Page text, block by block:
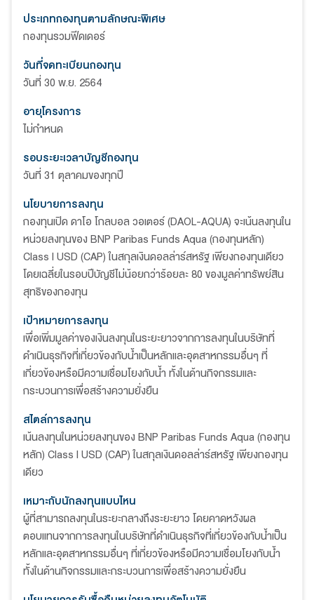
ประเภทกองทุนตามลักษณะพิเศษ
กองทุนรวมฟีดเดอร์
วันที่จดทะเบียนกองทุน
วันที่ 30 พ.ย. 2564
อายุโครงการ
ไม่กำหนด
รอบระยะเวลาบัญชีกองทุน
วันที่ 31 ตุลาคมของทุกปี
นโยบายการลงทุน
กองทุนเปิด ดาโอ โกลบอล วอเตอร์ (DAOL-AQUA) จะเน้นลงทุนใน
หน่วยลงทุนของ BNP Paribas Funds Aqua (กองทุนหลัก)
Class I USD (CAP) ในสกุลเงินดอลล่าร์สหรัฐ เพียงกองทุนเดียว
โดยเฉลี่ยในรอบปีบัญชีไม่น้อยกว่าร้อยละ 80 ของมูลค่าทรัพย์สิน
สุทธิของกองทุน
เป้าหมายการลงทุน
เพื่อเพิ่มมูลค่าของเงินลงทุนในระยะยาวจากการลงทุนในบริษัทที่
ดำเนินธุรกิจที่เกี่ยวข้องกับน้ำเป็นหลักและอุตสาหกรรมอื่นๆ ที่
เกี่ยวข้องหรือมีความเชื่อมโยงกับน้ำ ทั้งในด้านกิจกรรมและ
กระบวนการเพื่อสร้างความยั่งยืน
สไตล์การลงทุน
เน้นลงทุนในหน่วยลงทุนของ BNP Paribas Funds Aqua (กองทุน
หลัก) Class I USD (CAP) ในสกุลเงินดอลล่าร์สหรัฐ เพียงกองทุน
เดียว
เหมาะกับนักลงทุนแบบไหน
ผู้ที่สามารถลงทุนในระยะกลางถึงระยะยาว โดยคาดหวังผล
ตอบแทนจากการลงทุนในบริษัทที่ดำเนินธุรกิจที่เกี่ยวข้องกับน้ำเป็น
หลักและอุตสาหกรรมอื่นๆ ที่เกี่ยวข้องหรือมีความเชื่อมโยงกับน้ำ
ทั้งในด้านกิจกรรมและกระบวนการเพื่อสร้างความยั่งยืน